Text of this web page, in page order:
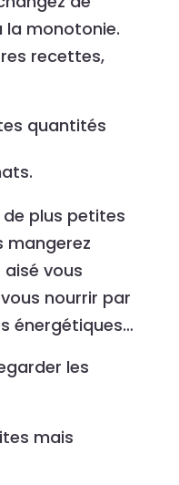
la monotonie.
recettes,
quantités
plus petites
mangerez
aisé vous
nourrir par
énergétiques…
les
mais